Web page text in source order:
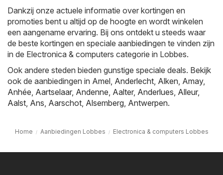
Dankzij onze actuele informatie over kortingen en
promoties bent u altijd op de hoogte en wordt winkelen
een aangename ervaring. Bij ons ontdekt u steeds waar
de beste kortingen en speciale aanbiedingen te vinden zijn
in de Electronica & computers categorie in Lobbes.
Ook andere steden bieden gunstige speciale deals. Bekijk
ook de aanbiedingen in Amel Anderlecht Alken Amay,
Anhée Aartselaar, Andenne Aalter, Anderlues Alleur,
Aalst Ans Aarschot Alsemberg Antwerpen.
Home Aanbiedingen Lobbes Electronica & computers Lobbes